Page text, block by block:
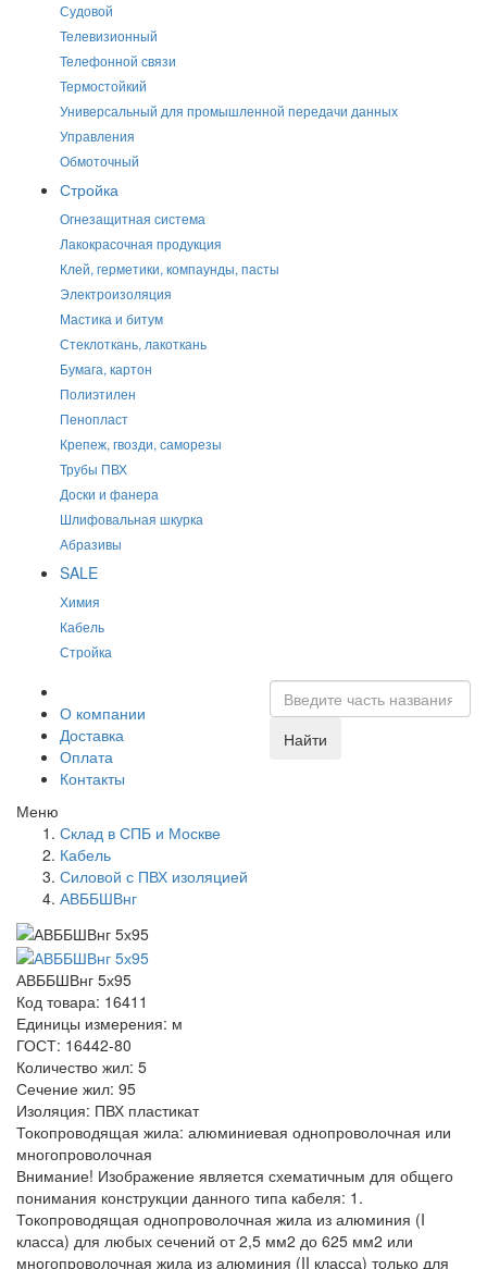
Судовой
Телевизионный
Телефонной связи
Термостойкий
Универсальный для промышленной передачи данных
Управления
Обмоточный
Стройка
Огнезащитная система
Лакокрасочная продукция
Клей, герметики, компаунды, пасты
Электроизоляция
Мастика и битум
Стеклоткань, лакоткань
Бумага, картон
Полиэтилен
Пенопласт
Крепеж, гвозди, саморезы
Трубы ПВХ
Доски и фанера
Шлифовальная шкурка
Абразивы
SALE
Химия
Кабель
Стройка
О компании
Доставка
Оплата
Контакты
Найти
Меню
Склад в СПБ и Москве
Кабель
Силовой с ПВХ изоляцией
АВББШВнг
АВББШВнг 5х95
Код товара: 16411
Единицы измерения: м
ГОСТ: 16442-80
Количество жил: 5
Сечение жил: 95
Изоляция: ПВХ пластикат
Токопроводящая жила: алюминиевая однопроволочная или
многопроволочная
Внимание! Изображение является схематичным для общего
понимания конструкции данного типа кабеля: 1.
Токопроводящая однопроволочная жила из алюминия (I
класса) для любых сечений от 2,5 мм2 до 625 мм2 или
многопроволочная жила из алюминия (II класса) только для